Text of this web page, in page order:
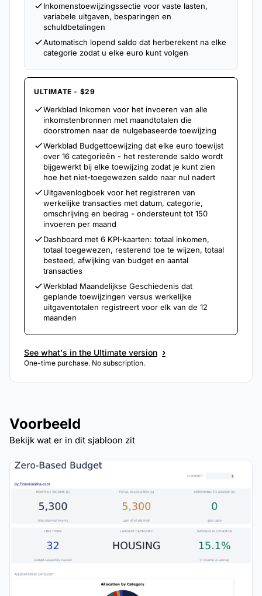
Inkomenstoewijzingssectie voor vaste lasten,
variabele uitgaven, besparingen en
schuldbetalingen
Automatisch lopend saldo dat herberekent na elke
categorie zodat u elke euro kunt volgen
ULTIMATE - $29
Werkblad Inkomen voor het invoeren van alle
inkomstenbronnen met maandtotalen die
doorstromen naar de nulgebaseerde toewijzing
Werkblad Budgettoewijzing dat elke euro toewijst
over 16 categorieën - het resterende saldo wordt
bijgewerkt bij elke toewijzing zodat je kunt zien
hoe het niet-toegewezen saldo naar nul nadert
Uitgavenlogboek voor het registreren van
werkelijke transacties met datum, categorie,
omschrijving en bedrag - ondersteunt tot 150
invoeren per maand
Dashboard met 6 KPI-kaarten: totaal inkomen,
totaal toegewezen, resterend toe te wijzen, totaal
besteed, afwijking van budget en aantal
transacties
Werkblad Maandelijkse Geschiedenis dat
geplande toewijzingen versus werkelijke
uitgaventotalen registreert voor elk van de 12
maanden
See what's in the Ultimate version ›
One-time purchase. No subscription.
Voorbeeld
Bekijk wat er in dit sjabloon zit